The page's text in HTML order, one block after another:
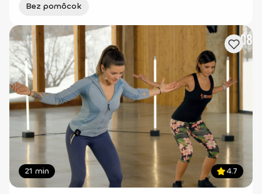
Bez pomôcok
21 min 4.7